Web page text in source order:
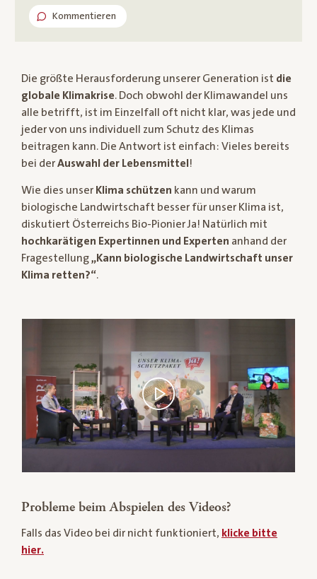
Kommentieren
Die größte Herausforderung unserer Generation ist die
globale Klimakrise. Doch obwohl der Klimawandel uns
alle betrifft, ist im Einzelfall oft nicht klar, was jede und
jeder von uns individuell zum Schutz des Klimas
beitragen kann. Die Antwort ist einfach: Vieles bereits
bei derAuswahl der Lebensmittel!
Wie dies unser Klima schützen kann und warum
biologische Landwirtschaft besser für unser Klima ist,
diskutiert Österreichs Bio-Pionier Ja! Natürlich mit
hochkarätigen Expertinnen und Experten anhand der
Fragestellung„Kann biologische Landwirtschaft unser
Klima retten?“.
Probleme beim Abspielen des Videos?
Falls das Video bei dir nicht funktioniert, klicke bitte
hier.